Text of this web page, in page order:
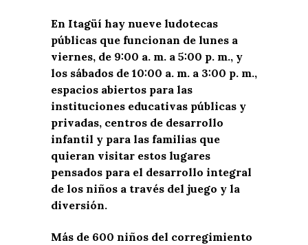
En Itagüí hay nueve ludotecas
públicas que funcionan de lunes a
viernes, de 9:00 a. m. a 5:00 p. m., y
los sábados de 10:00 a. m. a 3:00 p. m.,
espacios abiertos para las
instituciones educativas públicas y
privadas, centros de desarrollo
infantil y para las familias que
quieran visitar estos lugares
pensados para el desarrollo integral
de los niños a través del juego y la
diversión.
Más de 600 niños del corregimiento